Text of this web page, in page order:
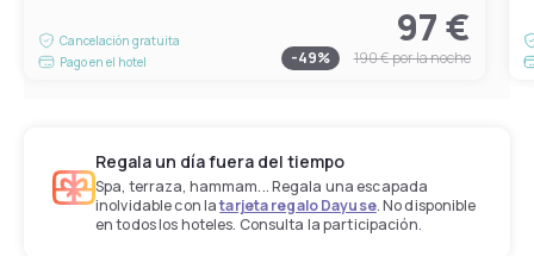
Cancelación gratuita
Pago en el hotel
97 €
-49% 190 €por la noche
Regala un día fuera del tiempo
Spa, terraza, hammam... Regala una escapada
inolvidable con latarjeta regalo Dayuse. No disponible
en todos los hoteles. Consulta la participación.